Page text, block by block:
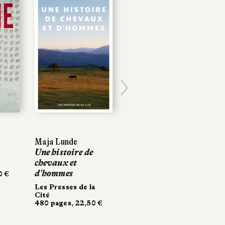
Maja Lunde
Une histoire de
chevaux et
d'hommes
Les Presses de la
Cité
480 pages, 22,50 €
Maja Lunde
Une histoire de
chevaux et
d'hommes
Les Presses de la
Cité
480 pages, 22,50 €